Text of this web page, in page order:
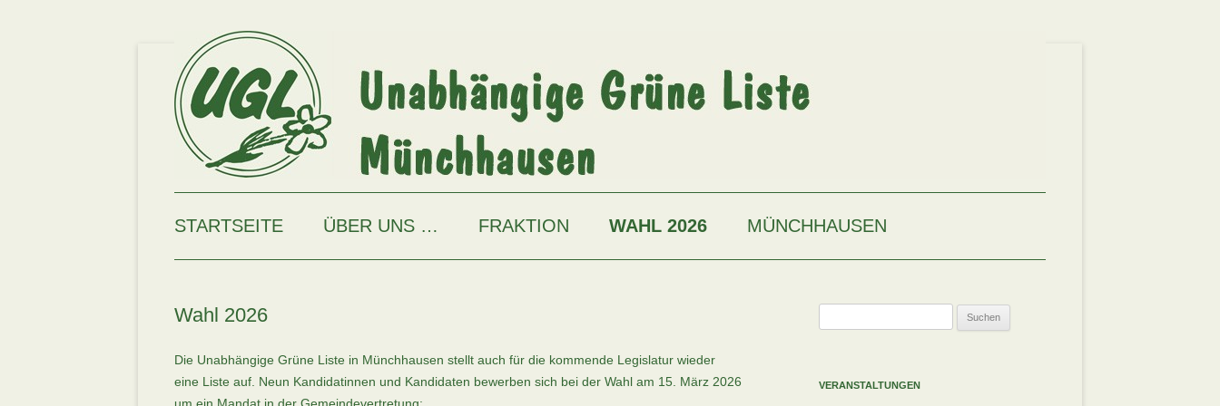
Zum
Inhalt
springen
UGL
Unabhängige Grüne Liste Münchhausen
STARTSEITE ÜBER UNS … FRAKTION WAHL 2026 MÜNCHHAUSEN
Wahl 2026
Die Unabhängige Grüne Liste in Münchhausen stellt auch für die kommende Legislatur wieder
eine Liste auf. Neun Kandidatinnen und Kandidaten bewerben sich bei der Wahl am 15. März 2026
VERANSTALTUNGEN